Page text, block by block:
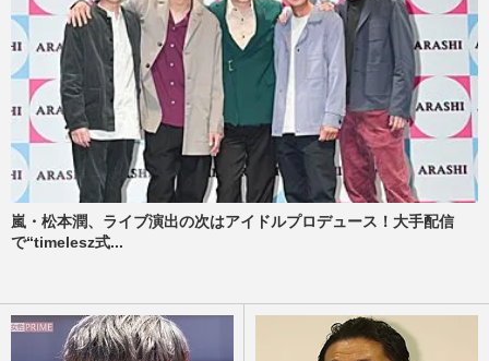
嵐・松本潤、ライブ演出の次はアイドルプロデュース！大手配信
で“timelesz式...